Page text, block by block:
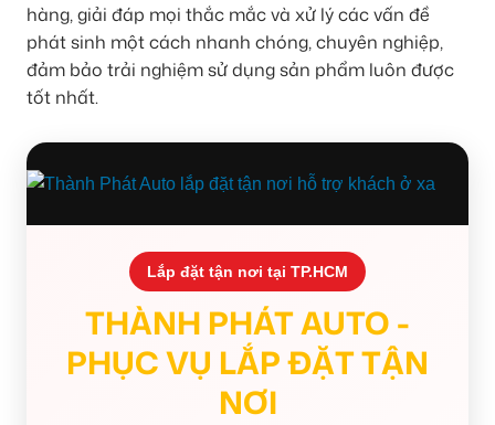
hàng, giải đáp mọi thắc mắc và xử lý các vấn đề
phát sinh một cách nhanh chóng, chuyên nghiệp,
đảm bảo trải nghiệm sử dụng sản phẩm luôn được
tốt nhất.
Lắp đặt tận nơi tại TP.HCM
THÀNH PHÁT AUTO -
PHỤC VỤ LẮP ĐẶT TẬN
NƠI